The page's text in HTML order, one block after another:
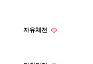
자유체전